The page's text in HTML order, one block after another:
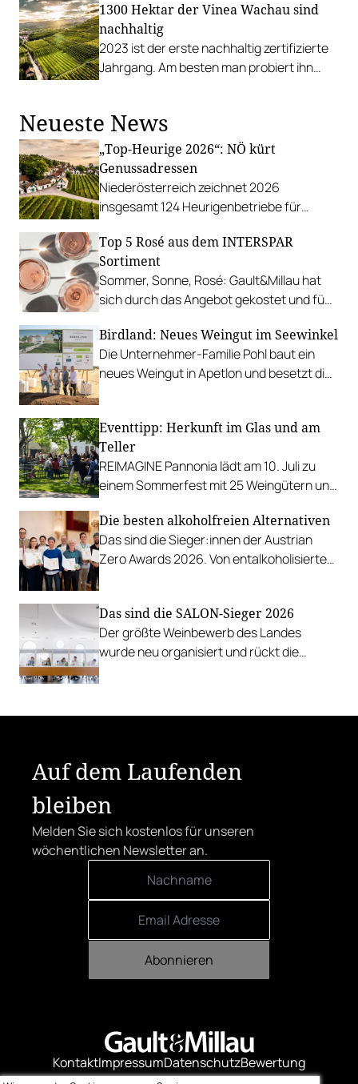
1300 Hektar der Vinea Wachau sind
nachhaltig
2023 ist der erste nachhaltig zertifizierte
Jahrgang. Am besten man probiert ihn
Neueste News
„Top-Heurige 2026“: NÖ kürt
Genussadressen
Niederösterreich zeichnet 2026
insgesamt 124 Heurigenbetriebe für
Top 5 Rosé aus dem INTERSPAR
Sortiment
Sommer, Sonne, Rosé: Gault&Millau hat
sich durch das Angebot gekostet und fünf
Birdland: Neues Weingut im Seewinkel
Die Unternehmer-Familie Pohl baut ein
neues Weingut in Apetlon und besetzt die
Eventtipp: Herkunft im Glas und am
Teller
REIMAGINE Pannonia lädt am 10. Juli zu
einem Sommerfest mit 25 Weingütern und
Esterhazy.
Die besten alkoholfreien Alternativen
Das sind die Sieger:innen der Austrian
Zero Awards 2026. Von entalkoholisierten
Das sind die SALON-Sieger 2026
Der größte Weinbewerb des Landes
wurde neu organisiert und rückt die
Auf dem Laufenden
bleiben
Melden Sie sich kostenlos für unseren
wöchentlichen Newsletter an.
Abonnieren
KontaktImpressumDatenschutzBewertung